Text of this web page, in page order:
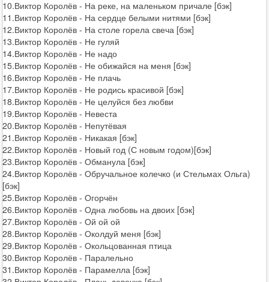
10.Виктор Королёв - На реке, на маленьком причале [бэк]
11.Виктор Королёв - На сердце белыми нитями [бэк]
12.Виктор Королёв - На столе горела свеча [бэк]
13.Виктор Королёв - Не гуляй
14.Виктор Королёв - Не надо
15.Виктор Королёв - Не обижайся на меня [бэк]
16.Виктор Королёв - Не плачь
17.Виктор Королёв - Не родись красивой [бэк]
18.Виктор Королёв - Не целуйся без любви
19.Виктор Королёв - Невеста
20.Виктор Королёв - Непутёвая
21.Виктор Королёв - Никакая [бэк]
22.Виктор Королёв - Новый год (С новым годом)[бэк]
23.Виктор Королёв - Обманула [бэк]
24.Виктор Королёв - Обручальное колечко (и Стельмах Ольга)
[бэк]
25.Виктор Королёв - Огорчён
26.Виктор Королёв - Одна любовь на двоих [бэк]
27.Виктор Королёв - Ой ой ой
28.Виктор Королёв - Околдуй меня [бэк]
29.Виктор Королёв - Окольцованная птица
30.Виктор Королёв - Паралельно
31.Виктор Королёв - Парамелла [бэк]